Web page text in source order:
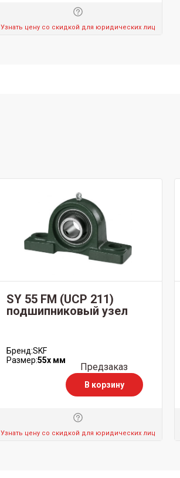
Узнать цену со скидкой для юридических лиц
SY 55 FM (UCP 211)
подшипниковый узел
Бренд:SKF
Размер:55x мм
Предзаказ
В корзину
Узнать цену со скидкой для юридических лиц